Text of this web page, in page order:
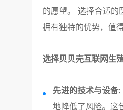
的愿望。 选择合适的
拥有独特的优势，值
选择贝贝壳互联网生
先进的技术与设备:
地降低了风险。这